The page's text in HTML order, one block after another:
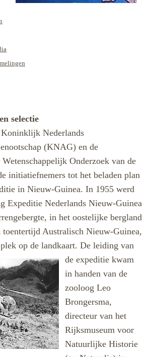
selectie
Nederlands
(KNAG) en de
Onderzoek van de
initiatiefnemers tot het beladen plan
in Nieuw-Guinea. In 1955 werd
Expeditie Nederlands Nieuw-Guinea
in het oostelijke bergland
toentertijd Australisch Nieuw-Guinea,
op de landkaart. De leiding van
de expeditie kwam
in handen van de
zooloog Leo
Brongersma,
directeur van het
Rijksmuseum voor
Natuurlijke Historie